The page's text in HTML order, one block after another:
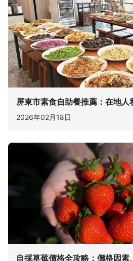
屏東市素食自助餐推薦：在地人
2026年02月18日
自採草莓價格全攻略：價格因